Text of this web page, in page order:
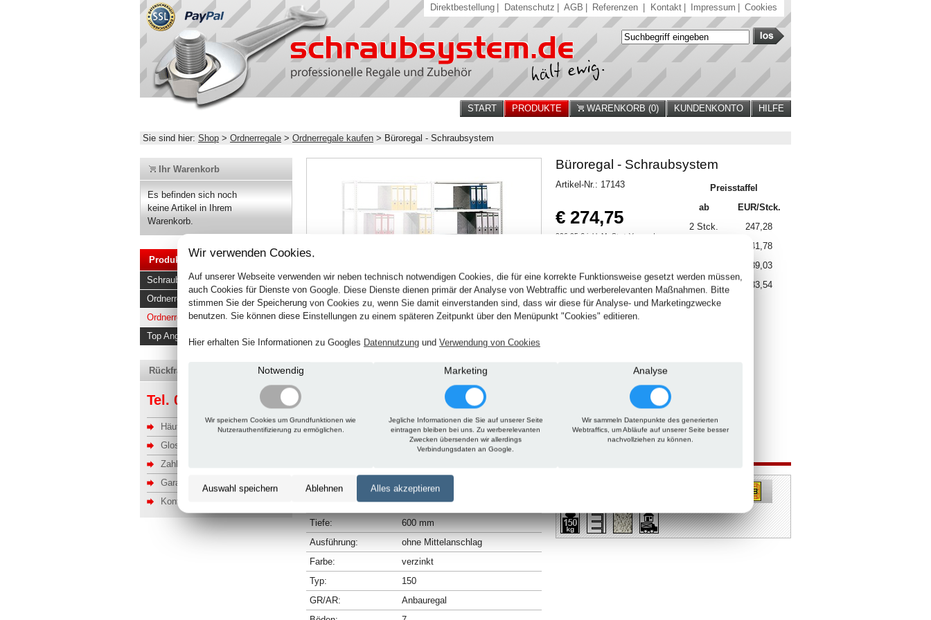
Direktbestellung Datenschutz AGB Referenzen Kontakt Impressum Cookies
HILFE
KUNDENKONTO
WARENKORB (0)
PRODUKTE
START
Sie sind hier: Shop > Ordnerregale > Ordnerregale kaufen > Büroregal - Schraubsystem
Ihr Warenkorb
Es befinden sich noch
keine Artikel in Ihrem
Warenkorb.
Produkte
Schraubregale
Ordnerregale
Ordnerregale kaufen
Top Angebote
Rückfragen, Hilfe, Bestellen?
Tel. 06201 690095-0
Häufige Fragen
Glossar
Zahlung u. Versand
Garantie
Kontakt
Büroregal - Schraubsystem
Artikel-Nr.: 17143
€ 274,75
326,95 € inkl. MwSt. + Versand
Stck.
Preisstaffel
ab
EUR/Stck.
2 Stck.
247,28
241,78
239,03
15 Stck.
233,54
Beschreibung
Höhe:
2300 mm
1300 mm
Tiefe:
600 mm
Ausführung:
ohne Mittelanschlag
Farbe:
verzinkt
Typ:
150
GR/AR:
Anbauregal
Wir verwenden Cookies.
Auf unserer Webseite verwenden wir neben technisch notwendigen Cookies, die für eine korrekte Funktionsweise gesetzt werden müssen,
auch Cookies für Dienste von Google. Diese Dienste dienen primär der Analyse von Webtraffic und werberelevanten Maßnahmen. Bitte
stimmen Sie der Speicherung von Cookies zu, wenn Sie damit einverstanden sind, dass wir diese für Analyse- und Marketingzwecke
benutzen. Sie können diese Einstellungen zu einem späteren Zeitpunkt über den Menüpunkt "Cookies" editieren.
Hier erhalten Sie Informationen zu Googles Datennutzung und Verwendung von Cookies
Notwendig
Wir speichern Cookies um Grundfunktionen wie
Nutzerauthentifizierung zu ermöglichen.
Marketing
Jegliche Informationen die Sie auf unserer Seite
eintragen bleiben bei uns. Zu werberelevanten
Zwecken übersenden wir allerdings
Verbindungsdaten an Google.
Analyse
Wir sammeln Datenpunkte des generierten
Webtraffics, um Abläufe auf unserer Seite besser
nachvollziehen zu können.
Auswahl speichern Ablehnen Alles akzeptieren